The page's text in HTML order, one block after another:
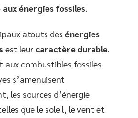
énergies fossiles
atouts des énergies
est leur caractère durable.
aux combustibles fossiles
s’amenuisent
les sources d’énergie
que le soleil, le vent et